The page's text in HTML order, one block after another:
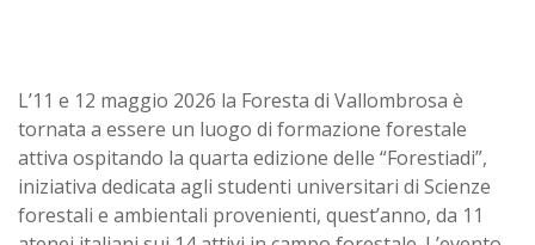
L’11 e 12 maggio 2026 la Foresta di Vallombrosa è
tornata a essere un luogo di formazione forestale
attiva ospitando la quarta edizione delle “Forestiadi”,
iniziativa dedicata agli studenti universitari di Scienze
forestali e ambientali provenienti, quest’anno, da 11